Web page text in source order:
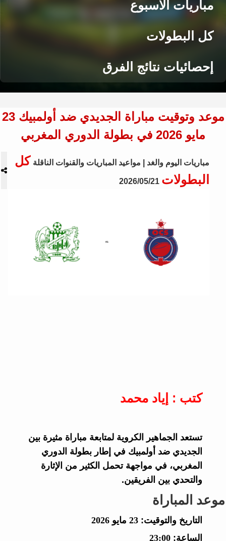
مباريات الاسبوع
كل البطولات
إحصائيات نتائج الفرق
موعد وتوقيت مباراة الجديدي ضد أولمبيك 23
مايو 2026 في بطولة الدوري المغربي
مباريات اليوم والغد | مواعيد المباريات والقنوات الناقلة كل
البطولات 2026/05/21
كتب : إياد محمد
تستعد الجماهير الكروية لمتابعة مباراة مثيرة بين
الجديدي ضد أولمبيك في إطار بطولة الدوري
المغربي، في مواجهة تحمل الكثير من الإثارة
والتحدي بين الفريقين.
موعد المباراة
التاريخ والتوقيت: 23 مايو 2026
الساعة: 23:00